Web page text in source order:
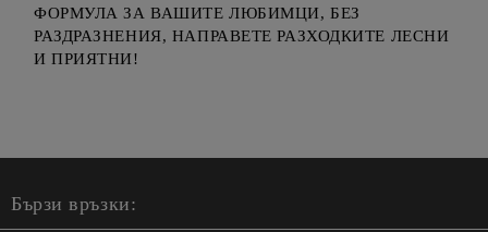
ФОРМУЛА ЗА ВАШИТЕ ЛЮБИМЦИ, БЕЗ
РАЗДРАЗНЕНИЯ, НАПРАВЕТЕ РАЗХОДКИТЕ ЛЕСНИ
И ПРИЯТНИ!
Бързи връзки: